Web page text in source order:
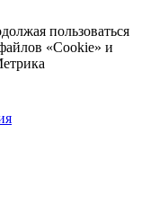
пользоваться
«Cookie» и